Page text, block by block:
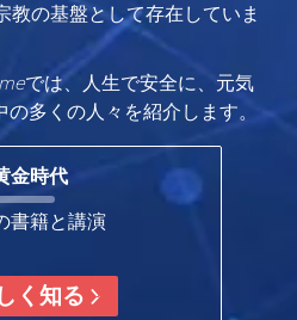
教の基盤として存在していま
では、人生で安全に、元気
多くの人々を紹介します。
金時代
書籍と講演
く知る